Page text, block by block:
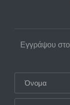
Εγγράψου